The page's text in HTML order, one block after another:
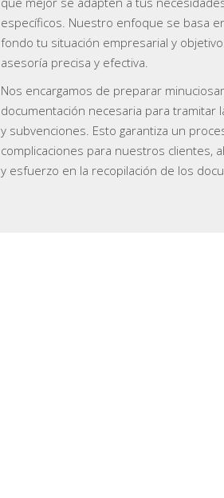
específicos. Nuestro enfoque se basa
fondo tu situación empresarial y
asesoría precisa y efectiva.
Nos encargamos de preparar
documentación necesaria para tramitar
y subvenciones. Esto garantiza un
complicaciones para nuestros clientes,
y esfuerzo en la recopilación de los